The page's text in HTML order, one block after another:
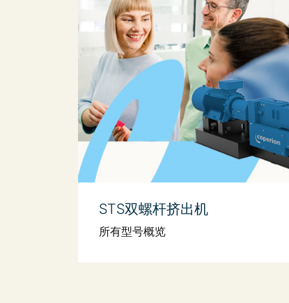
STS双螺杆挤出机
所有型号概览